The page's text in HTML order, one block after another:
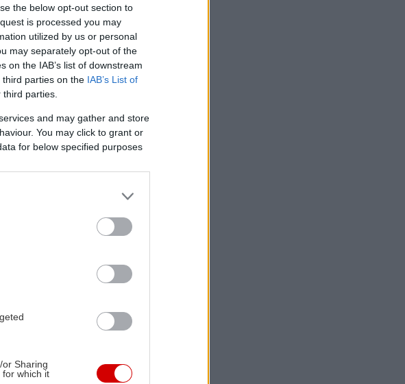
the below opt-out section to
is processed you may
utilized by us or personal
may separately opt-out of the
on the IAB’s list of downstream
parties on the IAB’s List of
parties.
and may gather and store
You may click to grant or
for below specified purposes
Sharing
which it